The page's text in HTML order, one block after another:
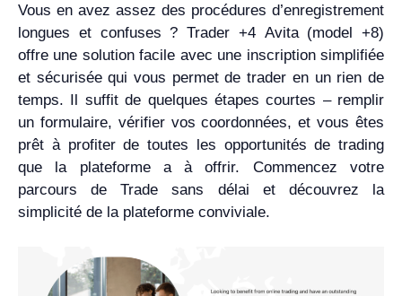
Vous en avez assez des procédures d’enregistrement
longues et confuses ? Trader +4 Avita (model +8)
offre une solution facile avec une inscription simplifiée
et sécurisée qui vous permet de trader en un rien de
temps. Il suffit de quelques étapes courtes – remplir
un formulaire, vérifier vos coordonnées, et vous êtes
prêt à profiter de toutes les opportunités de trading
que la plateforme a à offrir. Commencez votre
parcours de Trade sans délai et découvrez la
simplicité de la plateforme conviviale.